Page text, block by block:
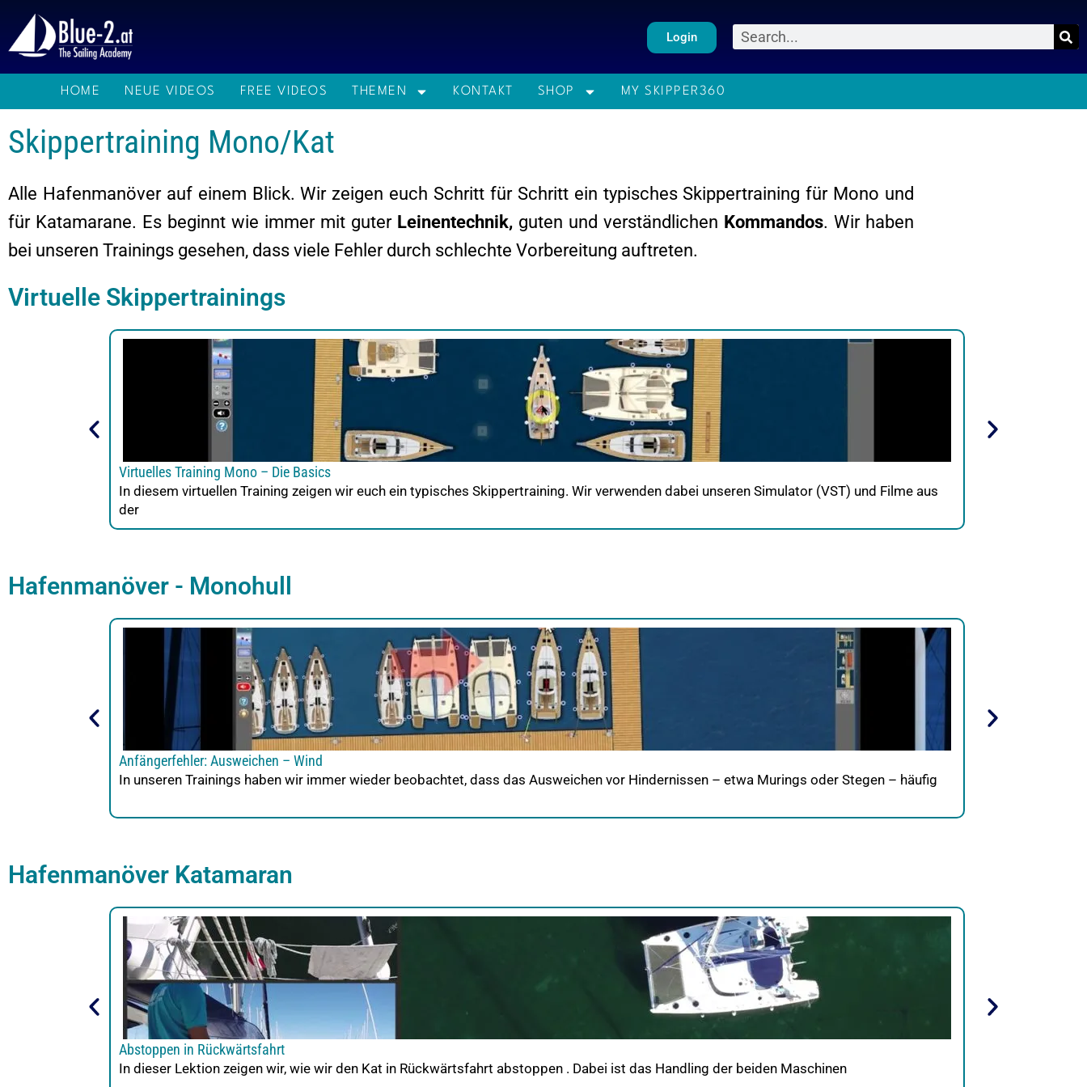
Zum
Inhalt
springen
Login Suche
HOME NEUE VIDEOS FREE VIDEOS THEMEN KONTAKT SHOP MY SKIPPER360
Skippertraining Mono/Kat
Alle Hafenmanöver auf einem Blick. Wir zeigen euch Schritt für Schritt ein typisches Skippertraining für Mono und
für Katamarane. Es beginnt wie immer mit guter Leinentechnik, guten und verständlichen Kommandos. Wir haben
bei unseren Trainings gesehen, dass viele Fehler durch schlechte Vorbereitung auftreten.
Virtuelle Skippertrainings
Virtuelles Training Mono – Die Basics
In diesem virtuellen Training zeigen wir euch ein typisches Skippertraining. Wir verwenden dabei unseren Simulator (VST) und Filme aus
der
Hafenmanöver - Monohull
Anfängerfehler: Ausweichen – Wind
In unseren Trainings haben wir immer wieder beobachtet, dass das Ausweichen vor Hindernissen – etwa Murings oder Stegen – häufig
Hafenmanöver Katamaran
Abstoppen in Rückwärtsfahrt
In dieser Lektion zeigen wir, wie wir den Kat in Rückwärtsfahrt abstoppen . Dabei ist das Handling der beiden Maschinen